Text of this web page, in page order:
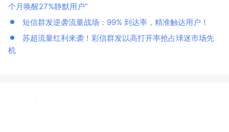
个月唤醒27%静默用户”
短信群发逆袭流量战场：99% 到达率，精准触达用户！
苏超流量红利来袭！彩信群发以高打开率抢占球迷市场先
机